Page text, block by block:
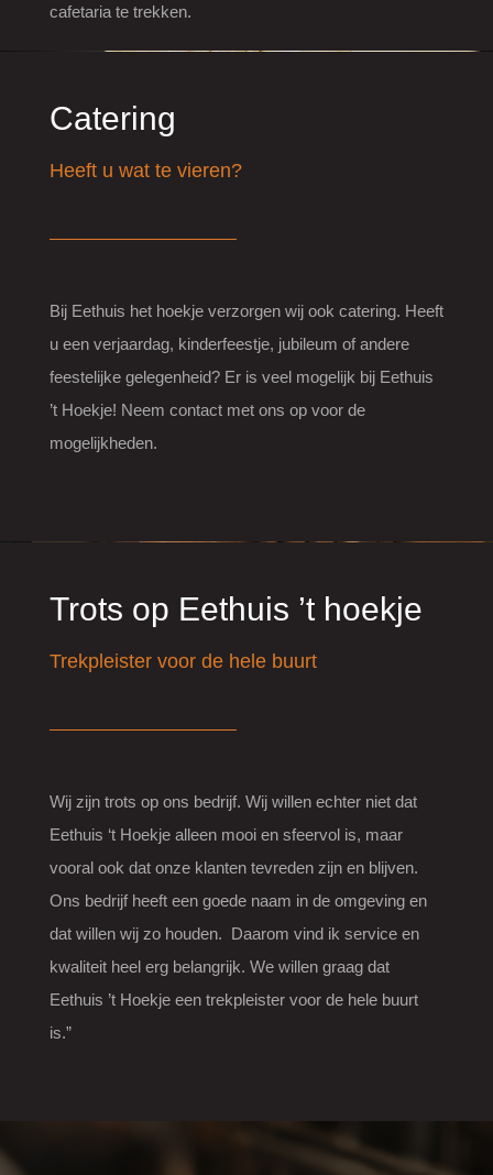
cafetaria te trekken.
Catering
Heeft u wat te vieren?
Bij Eethuis het hoekje verzorgen wij ook catering. Heeft
u een verjaardag, kinderfeestje, jubileum of andere
feestelijke gelegenheid? Er is veel mogelijk bij Eethuis
’t Hoekje! Neem contact met ons op voor de
mogelijkheden.
Trots op Eethuis ’t hoekje
Trekpleister voor de hele buurt
Wij zijn trots op ons bedrijf. Wij willen echter niet dat
Eethuis ‘t Hoekje alleen mooi en sfeervol is, maar
vooral ook dat onze klanten tevreden zijn en blijven.
Ons bedrijf heeft een goede naam in de omgeving en
dat willen wij zo houden. Daarom vind ik service en
kwaliteit heel erg belangrijk. We willen graag dat
Eethuis ’t Hoekje een trekpleister voor de hele buurt
is.”